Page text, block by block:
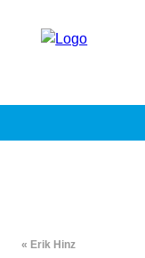
« Erik Hinz